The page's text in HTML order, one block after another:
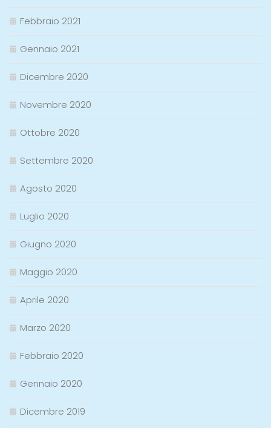
Febbraio 2021
Gennaio 2021
Dicembre 2020
Novembre 2020
Ottobre 2020
Settembre 2020
Agosto 2020
Luglio 2020
Giugno 2020
Maggio 2020
Aprile 2020
Marzo 2020
Febbraio 2020
Gennaio 2020
Dicembre 2019